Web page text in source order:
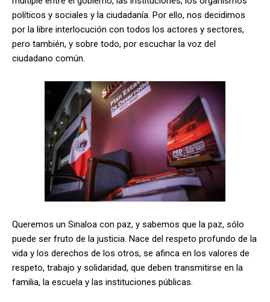
políticos y sociales y la ciudadanía. Por ello, nos decidimos
por la libre interlocución con todos los actores y sectores,
pero también, y sobre todo, por escuchar la voz del
ciudadano común.
Queremos un Sinaloa con paz, y sabemos que la paz, sólo
puede ser fruto de la justicia. Nace del respeto profundo de la
vida y los derechos de los otros, se afinca en los valores de
respeto, trabajo y solidaridad, que deben transmitirse en la
familia, la escuela y las instituciones públicas.